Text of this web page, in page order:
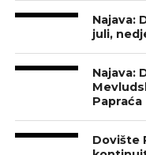
Najava:
juli,
Najava:
Papraća
Dovište